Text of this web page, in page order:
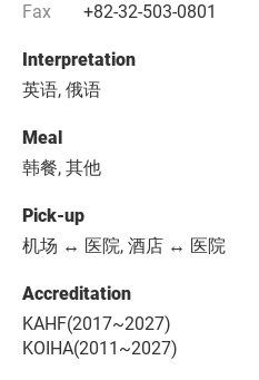
Fax
+82-32-503-0801
Interpretation
英语, 俄语
Meal
韩餐, 其他
Pick-up
机场 ↔ 医院, 酒店 ↔ 医院
Accreditation
KAHF(2017~2027)
KOIHA(2011~2027)